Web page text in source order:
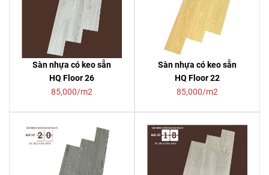
Sàn nhựa có keo sẵn
HQ Floor 26
85,000/m2
Sàn nhựa có keo sẵn
HQ Floor 22
85,000/m2